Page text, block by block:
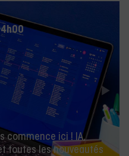
commence ici ! IA,
toutes les nouveautés